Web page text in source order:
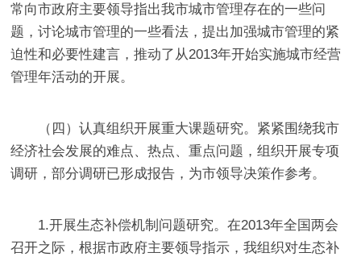
常向市政府主要领导指出我市城市管理存在的一些问
题，讨论城市管理的一些看法，提出加强城市管理的紧
迫性和必要性建言，推动了从2013年开始实施城市经营
管理年活动的开展。
（四）认真组织开展重大课题研究。 紧紧围绕我市
经济社会发展的难点、热点、重点问题，组织开展专项
调研，部分调研已形成报告，为市领导决策作参考。
1.开展生态补偿机制问题研究。在2013年全国两会
召开之际，根据市政府主要领导指示，我组织对生态补